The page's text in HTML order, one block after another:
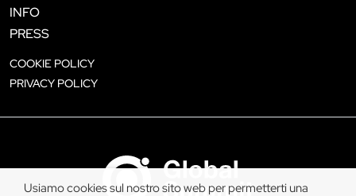
INFO
PRESS
COOKIE POLICY
PRIVACY POLICY
Usiamo cookies sul nostro sito web per permetterti una